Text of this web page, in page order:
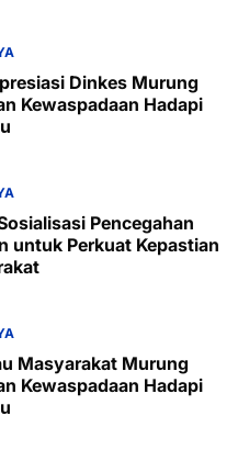
Dinkes Murung
Kewaspadaan Hadapi
Pencegahan
untuk Perkuat Kepastian
Masyarakat Murung
Kewaspadaan Hadapi